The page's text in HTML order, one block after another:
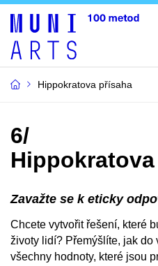
Hippokratova přísaha
6/
Zavažte se k eticky
Chcete vytvořit řešení, které
životy lidí? Přemýšlíte, jak do
všechny hodnoty, které jsou